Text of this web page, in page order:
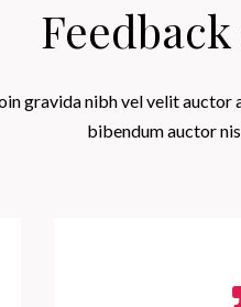
gravida nibh vel velit auctor
bibendum auctor